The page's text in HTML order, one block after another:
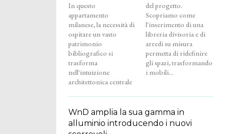
In questo
appartamento
milanese, la necessità di
ospitare un vasto
patrimonio
bibliografico si
trasforma
nell'intuizione
architettonica centrale
del progetto.
Scopriamo come
l'inserimento di una
libreria divisoria e di
arredi su misura
permetta di ridefinire
gli spazi, trasformando
i mobili...
WnD amplia la sua gamma in
alluminio introducendo i nuovi